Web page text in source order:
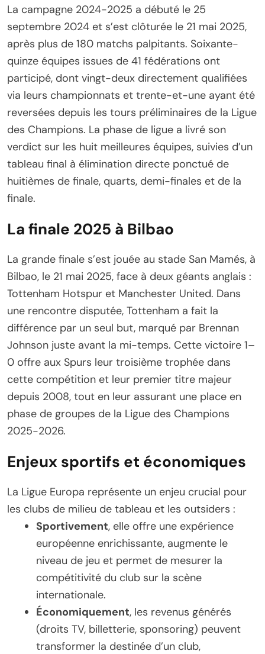
La campagne 2024-2025 a débuté le 25
septembre 2024 et s’est clôturée le 21 mai 2025,
après plus de 180 matchs palpitants. Soixante-
quinze équipes issues de 41 fédérations ont
participé, dont vingt-deux directement qualifiées
via leurs championnats et trente-et-une ayant été
reversées depuis les tours préliminaires de la Ligue
des Champions. La phase de ligue a livré son
verdict sur les huit meilleures équipes, suivies d’un
tableau final à élimination directe ponctué de
huitièmes de finale, quarts, demi-finales et de la
finale.
La finale 2025 à Bilbao
La grande finale s’est jouée au stade San Mamés, à
Bilbao, le 21 mai 2025, face à deux géants anglais :
Tottenham Hotspur et Manchester United. Dans
une rencontre disputée, Tottenham a fait la
différence par un seul but, marqué par Brennan
Johnson juste avant la mi-temps. Cette victoire 1–
0 offre aux Spurs leur troisième trophée dans
cette compétition et leur premier titre majeur
depuis 2008, tout en leur assurant une place en
phase de groupes de la Ligue des Champions
2025-2026.
Enjeux sportifs et économiques
La Ligue Europa représente un enjeu crucial pour
les clubs de milieu de tableau et les outsiders :
Sportivement, elle offre une expérience
européenne enrichissante, augmente le
niveau de jeu et permet de mesurer la
compétitivité du club sur la scène
internationale.
Économiquement, les revenus générés
(droits TV, billetterie, sponsoring) peuvent
transformer la destinée d’un club,